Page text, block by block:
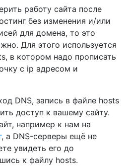
работу сайта после
без изменения и/или
для домена, то это
Для этого используется
в котором надо прописать
с ip адресом и
DNS, запись в файле hosts
доступ к вашему сайту.
например к нам на
, а DNS-серверы ещё не
увидеть его до
к файлу hosts.